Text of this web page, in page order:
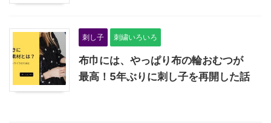
刺し子 刺繍いろいろ
布巾には、やっぱり布の輪おむつが
最高！5年ぶりに刺し子を再開した話